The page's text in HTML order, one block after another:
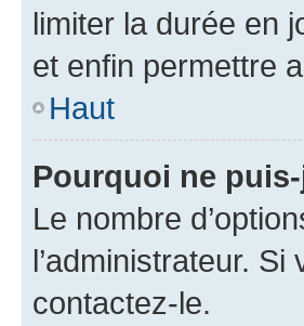
limiter la durée en
et enfin permettre
Haut
Pourquoi ne
Le nombre
l’administrateur.
contactez-le.